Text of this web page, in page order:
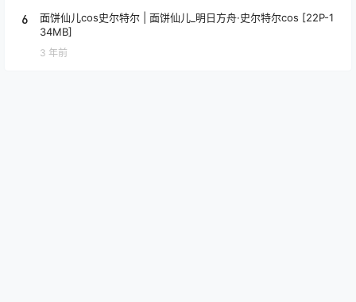
6
面饼仙儿cos史尔特尔 | 面饼仙儿_明日方舟·史尔特尔cos [22P-1
34MB]
3 年前